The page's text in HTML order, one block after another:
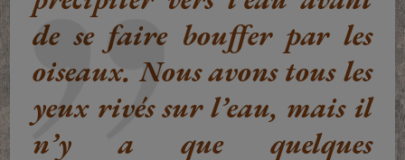
de se faire bouffer par les
oiseaux. Nous avons tous les
yeux rivés sur l’eau, mais il
n’y a que quelques